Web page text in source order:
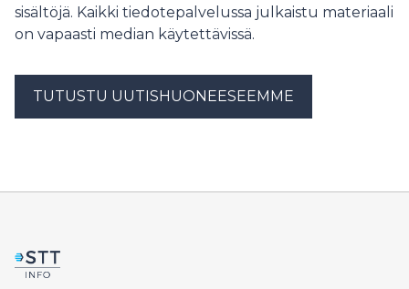
sisältöjä. Kaikki tiedotepalvelussa julkaistu materiaali
on vapaasti median käytettävissä.
TUTUSTU UUTISHUONEESEEMME